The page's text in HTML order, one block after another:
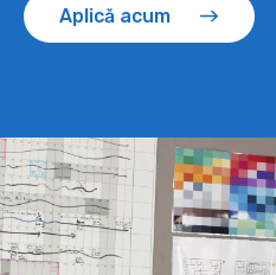
Aplică acum